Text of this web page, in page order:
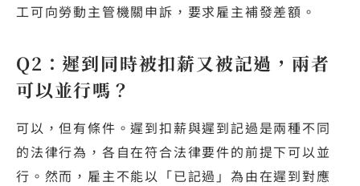
工可向勞動主管機關申訴，要求雇主補發差額。
Q2：遲到同時被扣薪又被記過，兩者
可以並行嗎？
可以，但有條件。遲到扣薪與遲到記過是兩種不同
的法律行為，各自在符合法律要件的前提下可以並
行。然而，雇主不能以「已記過」為由在遲到對應